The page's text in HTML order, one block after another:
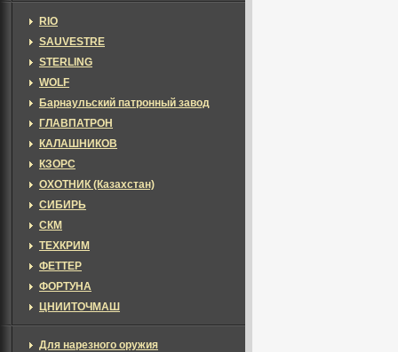
RIO
SAUVESTRE
STERLING
WOLF
Барнаульский патронный завод
ГЛАВПАТРОН
КАЛАШНИКОВ
КЗОРС
ОХОТНИК (Казахстан)
СИБИРЬ
СКМ
ТЕХКРИМ
ФЕТТЕР
ФОРТУНА
ЦНИИТОЧМАШ
Для нарезного оружия